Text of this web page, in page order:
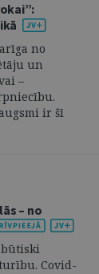
no
un
–
ir šī
– no
būtiski
Covid-